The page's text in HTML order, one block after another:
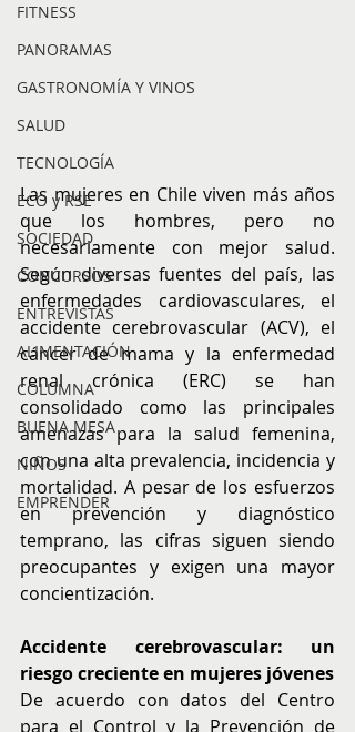
FITNESS
PANORAMAS
GASTRONOMÍA Y VINOS
SALUD
TECNOLOGÍA
ECO y RSE
SOCIEDAD
CONCURSOS
ENTREVISTAS
ALIMENTACIÓN
COLUMNA
BUENA MESA
NIÑOS
EMPRENDER
Las mujeres en Chile viven más años
que los hombres, pero no
necesariamente con mejor salud.
Según diversas fuentes del país, las
enfermedades cardiovasculares, el
accidente cerebrovascular (ACV), el
cáncer de mama y la enfermedad
renal crónica (ERC) se han
consolidado como las principales
amenazas para la salud femenina,
con una alta prevalencia, incidencia y
mortalidad. A pesar de los esfuerzos
en prevención y diagnóstico
temprano, las cifras siguen siendo
preocupantes y exigen una mayor
concientización.
Accidente cerebrovascular: un
riesgo creciente en mujeres jóvenes
De acuerdo con datos del Centro
para el Control y la Prevención de